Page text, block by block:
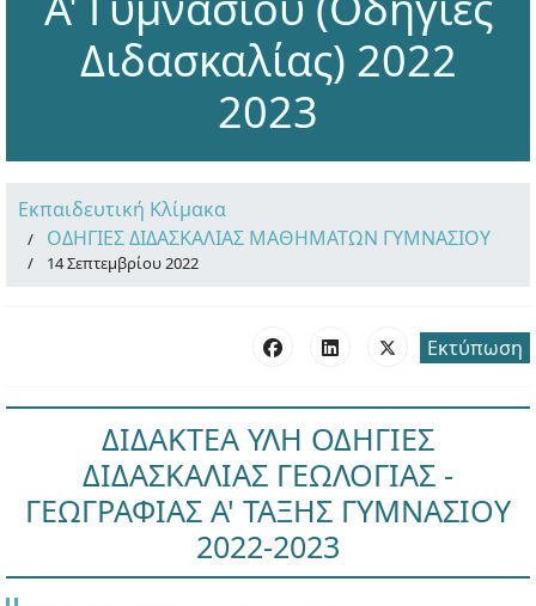
Διδασκαλίας) 2022
2023
Εκπαιδευτική Κλίμακα
ΟΔΗΓΙΕΣ ΔΙΔΑΣΚΑΛΙΑΣ ΜΑΘΗΜΑΤΩΝ ΓΥΜΝΑΣΙΟΥ
14 Σεπτεμβρίου 2022
Εκτύπωση
ΔΙΔΑΚΤΕΑ ΥΛΗ ΟΔΗΓΙΕΣ
ΔΙΔΑΣΚΑΛΙΑΣ ΓΕΩΛΟΓΙΑΣ -
ΓΕΩΓΡΑΦΙΑΣ Α' ΤΑΞΗΣ ΓΥΜΝΑΣΙΟΥ
2022-2023